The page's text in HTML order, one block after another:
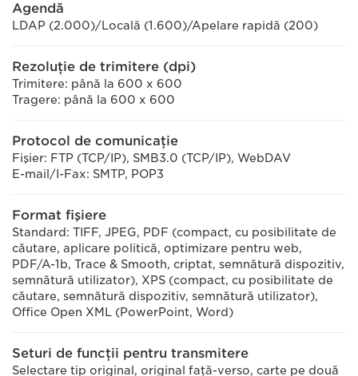
Agendă
LDAP (2.000)/Locală (1.600)/Apelare rapidă (200)
Rezoluţie de trimitere (dpi)
Trimitere: până la 600 x 600
Tragere: până la 600 x 600
Protocol de comunicaţie
Fişier: FTP (TCP/IP), SMB3.0 (TCP/IP), WebDAV
E-mail/I-Fax: SMTP, POP3
Format fişiere
Standard: TIFF, JPEG, PDF (compact, cu posibilitate de
căutare, aplicare politică, optimizare pentru web,
PDF/A-1b, Trace & Smooth, criptat, semnătură dispozitiv,
semnătură utilizator), XPS (compact, cu posibilitate de
căutare, semnătură dispozitiv, semnătură utilizator),
Office Open XML (PowerPoint, Word)
Seturi de funcţii pentru transmitere
Selectare tip original, original faţă-verso, carte pe două